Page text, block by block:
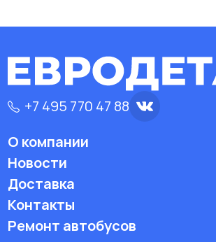
+7 495 770 47 88
О компании
Новости
Доставка
Контакты
Ремонт автобусов